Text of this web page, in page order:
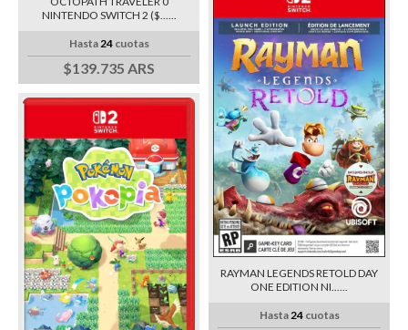
NINTENDO SWITCH 2 ($......
Hasta24cuotas
$139.735 ARS
RAYMAN LEGENDS RETOLD DAY
ONE EDITION NI......
Hasta24cuotas